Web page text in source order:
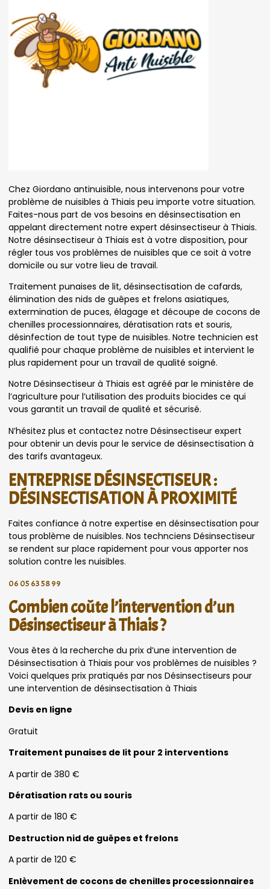
Chez Giordano antinuisible, nous intervenons pour votre
problème de nuisibles à Thiais peu importe votre situation.
Faites-nous part de vos besoins en désinsectisation en
appelant directement notre expert désinsectiseur à Thiais.
Notre désinsectiseur à Thiais est à votre disposition, pour
régler tous vos problèmes de nuisibles que ce soit à votre
domicile ou sur votre lieu de travail.
Traitement punaises de lit, désinsectisation de cafards,
élimination des nids de guêpes et frelons asiatiques,
extermination de puces, élagage et découpe de cocons de
chenilles processionnaires, dératisation rats et souris,
désinfection de tout type de nuisibles. Notre technicien est
qualifié pour chaque problème de nuisibles et intervient le
plus rapidement pour un travail de qualité soigné.
Notre Désinsectiseur à Thiais est agréé par le ministère de
l’agriculture pour l’utilisation des produits biocides ce qui
vous garantit un travail de qualité et sécurisé.
N’hésitez plus et contactez notre Désinsectiseur expert
pour obtenir un devis pour le service de désinsectisation à
des tarifs avantageux.
ENTREPRISE DÉSINSECTISEUR :
DÉSINSECTISATION À PROXIMITÉ
Faites confiance à notre expertise en désinsectisation pour
tous problème de nuisibles. Nos technciens Désinsectiseur
se rendent sur place rapidement pour vous apporter nos
solution contre les nuisibles.
06 05 63 58 99
Combien coûte l’intervention d’un
Désinsectiseur à Thiais ?
Vous êtes à la recherche du prix d’une intervention de
Désinsectisation à Thiais pour vos problèmes de nuisibles ?
Voici quelques prix pratiqués par nos Désinsectiseurs pour
une intervention de désinsectisation à Thiais
Devis en ligne
Gratuit
Traitement punaises de lit pour 2 interventions
A partir de 380 €
Dératisation rats ou souris
A partir de 180 €
Destruction nid de guêpes et frelons
A partir de 120 €
Enlèvement de cocons de chenilles processionnaires